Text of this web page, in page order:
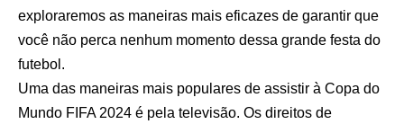
exploraremos as maneiras mais eficazes de garantir que
você não perca nenhum momento dessa grande festa do
futebol.
Uma das maneiras mais populares de assistir à Copa do
Mundo FIFA 2024 é pela televisão. Os direitos de